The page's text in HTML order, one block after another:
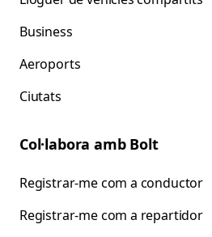
Business
Aeroports
Ciutats
Col·labora amb Bolt
Registrar-me com a conductor
Registrar-me com a repartidor